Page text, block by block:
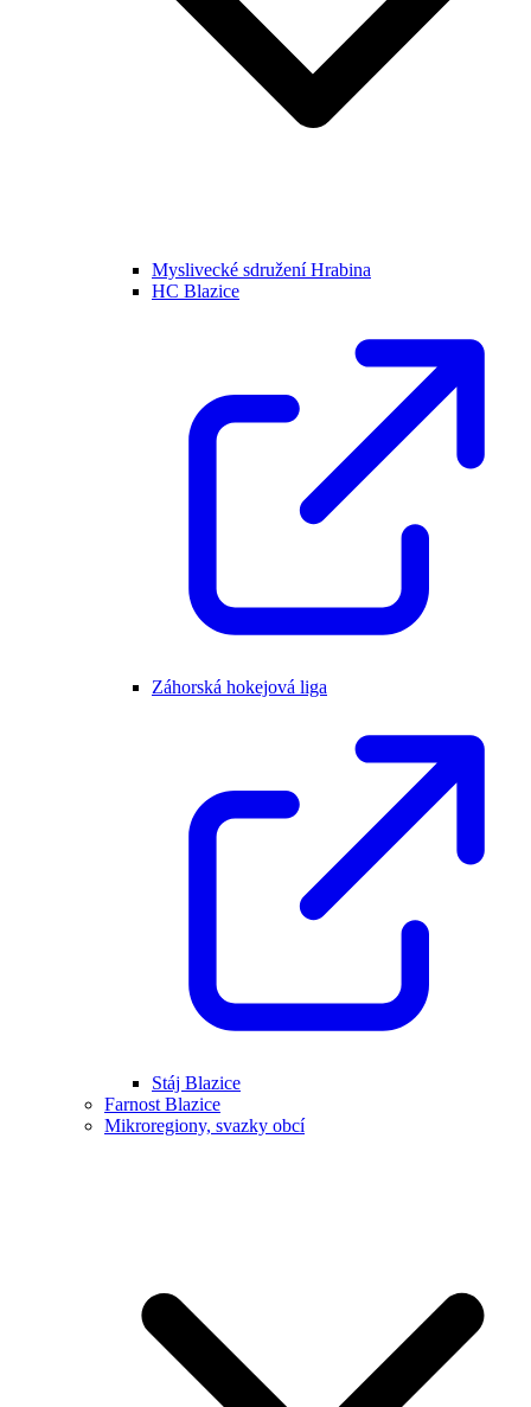
Myslivecké sdružení Hrabina
HC Blazice
Záhorská hokejová liga
Stáj Blazice
Farnost Blazice
Mikroregiony, svazky obcí